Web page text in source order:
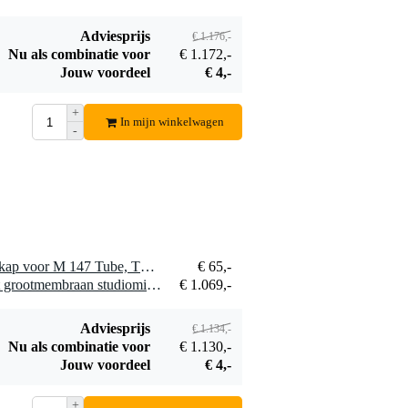
Bestel mee
Devine SPS 100
Adviesprijs € 1.176,-
Nu als combinatie voor
€ 1.172,-
Jouw voordeel
€ 4,-
+
-
In mijn winkelwagen
1 x Neumann WS 87 windkap voor M 147 Tube, TLM 50/67/103/170 of U 87
€ 65,-
1 x Neumann TLM 103 mt grootmembraan studiomicrofoon
€ 1.069,-
Adviesprijs € 1.134,-
Nu als combinatie voor
€ 1.130,-
Jouw voordeel
€ 4,-
+